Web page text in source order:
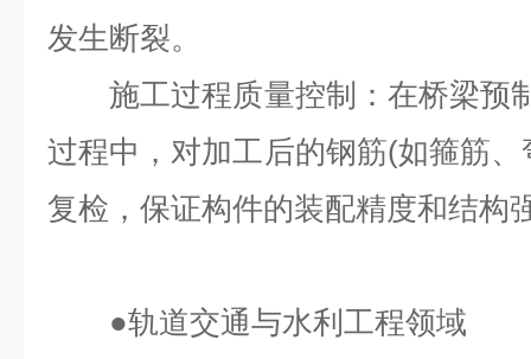
发生断裂。
施工过程质量控制：在桥梁预
过程中，对加工后的钢筋(如箍筋
复检，保证构件的装配精度和结构
●轨道交通与水利工程领域